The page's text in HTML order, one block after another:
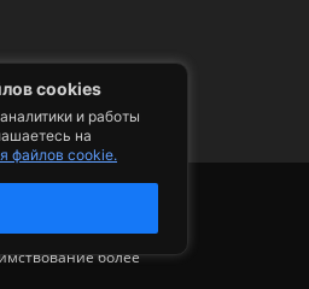
cookies
и работы
на
файлов cookie.
-
на страницу
более